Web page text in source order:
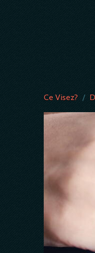
Ce Visez? /